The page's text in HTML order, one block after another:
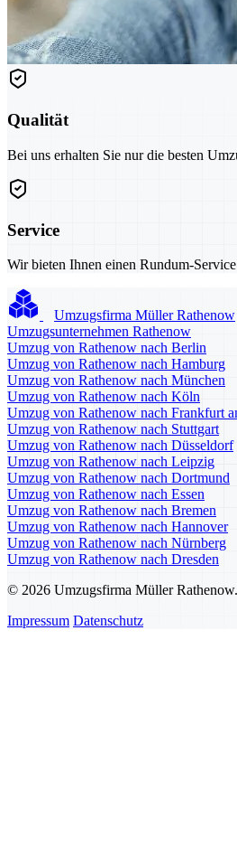
Qualität
Bei uns erhalten Sie nur die besten
Service
Wir bieten Ihnen einen Rundum-
Umzugsfirma Müller Rathenow
Umzugsunternehmen Rathenow
Umzug von Rathenow nach Berlin
Umzug von Rathenow nach Hamburg
Umzug von Rathenow nach München
Umzug von Rathenow nach Köln
Umzug von Rathenow nach Frankfurt
Umzug von Rathenow nach Stuttgart
Umzug von Rathenow nach Düsseldorf
Umzug von Rathenow nach Leipzig
Umzug von Rathenow nach Dortmund
Umzug von Rathenow nach Essen
Umzug von Rathenow nach Bremen
Umzug von Rathenow nach Hannover
Umzug von Rathenow nach Nürnberg
Umzug von Rathenow nach Dresden
© 2026 Umzugsfirma Müller
Impressum Datenschutz